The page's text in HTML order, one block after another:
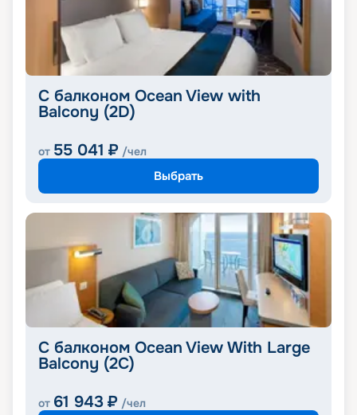
С балконом Ocean View with
Balcony (2D)
от 55 041 ₽ /чел
Выбрать
С балконом Ocean View With Large
Balcony (2C)
от 61 943 ₽ /чел